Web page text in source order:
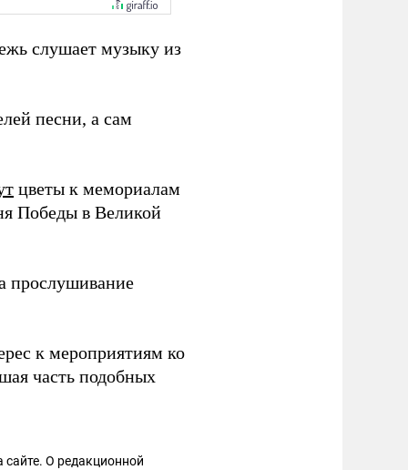
слушает музыку из
песни, а сам
цветы к мемориалам
Победы в Великой
прослушивание
к мероприятиям ко
часть подобных
сайте. О редакционной